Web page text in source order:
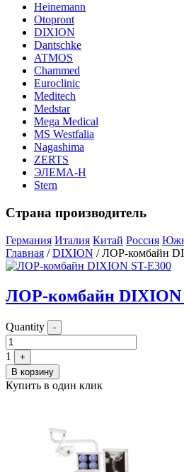
Heinemann
Otopront
DIXION
Dantschke
ATMOS
Chammed
Euroclinic
Meditech
Medstar
Mega Medical
MS Westfalia
Nagashima
ZERTS
ЭЛЕМА-Н
Stern
Страна производитель
Германия Италия Китай Россия
Главная /DIXION / ЛОР-комбайн
ЛОР-комбайн DIXION
Quantity -
1
+
В корзину
Купить в один клик